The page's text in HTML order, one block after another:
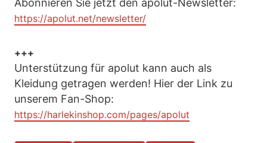
Abonnieren Sie jetzt den apolut-Newsletter:
https://apolut.net/newsletter/
+++
Unterstützung für apolut kann auch als
Kleidung getragen werden! Hier der Link zu
unserem Fan-Shop:
https://harlekinshop.com/pages/apolut